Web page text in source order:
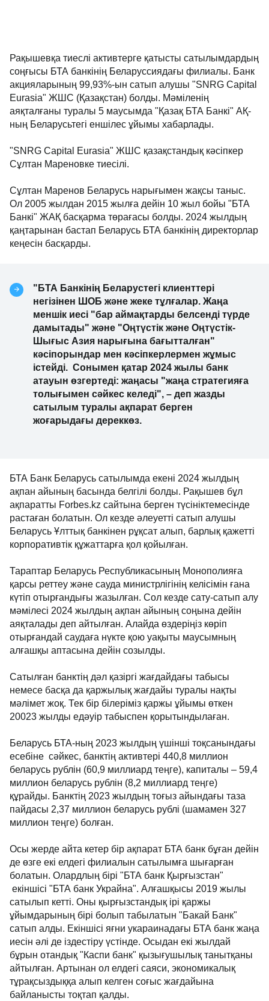
Рақышевқа тиеслі активтерге қатысты сатылымдардың
соңғысы БТА банкінің Беларуссиядағы филиалы. Банк
акцияларының 99,93%-ын сатып алушы "SNRG Capital
Eurasia" ЖШС (Қазақстан) болды. Мәміленің
аяқталғаны туралы 5 маусымда "Қазақ БТА Банкі" АҚ-
ның Беларусьтегі еншілес ұйымы хабарлады.
"SNRG Capital Eurasia" ЖШС қазақстандық кәсіпкер
Сұлтан Мареновке тиесілі.
Сұлтан Маренов Беларусь нарығымен жақсы таныс.
Ол 2005 жылдан 2015 жылға дейін 10 жыл бойы "БТА
Банкі" ЖАҚ басқарма төрағасы болды. 2024 жылдың
қаңтарынан бастап Беларусь БТА банкінің директорлар
кеңесін басқарды.
"БТА Банкінің Беларустегі клиенттері
негізінен ШОБ және жеке тұлғалар. Жаңа
меншік иесі "бар аймақтарды белсенді түрде
дамытады" және "Оңтүстік және Оңтүстік-
Шығыс Азия нарығына бағытталған"
кәсіпорындар мен кәсіпкерлермен жұмыс
істейді. Сонымен қатар 2024 жылы банк
атауын өзгертеді: жаңасы "жаңа стратегияға
толығымен сәйкес келеді", – деп жазды
сатылым туралы ақпарат берген
жоғарыдағы дереккөз.
БТА Банк Беларусь сатылымда екені 2024 жылдың
ақпан айының басында белгілі болды. Рақышев бұл
ақпаратты Forbes.kz сайтына берген түсініктемесінде
растаған болатын. Ол кезде әлеуетті сатып алушы
Беларусь Ұлттық банкінен рұқсат алып, барлық қажетті
корпоративтік құжаттарға қол қойылған.
Тараптар Беларусь Республикасының Монополияға
қарсы реттеу және сауда министрлігінің келісімін ғана
күтіп отырғандығы жазылған. Сол кезде сату-сатып алу
мәмілесі 2024 жылдың ақпан айының соңына дейін
аяқталады деп айтылған. Алайда өздеріңіз көріп
отырғандай саудаға нүкте қою уақыты маусымның
алғашқы аптасына дейін созылды.
Сатылған банктің дәл қазіргі жағдайдағы табысы
немесе басқа да қаржылық жағдайы туралы нақты
мәлімет жоқ. Тек бір білеріміз қаржы ұйымы өткен
20023 жылды едәуір табыспен қорытындылаған.
Беларусь БТА-ның 2023 жылдың үшінші тоқсанындағы
есебіне сәйкес, банктің активтері 440,8 миллион
беларусь рублін (60,9 миллиард теңге), капиталы – 59,4
миллион беларусь рублін (8,2 миллиард теңге)
құрайды. Банктің 2023 жылдың тоғыз айындағы таза
пайдасы 2,37 миллион беларусь рублі (шамамен 327
миллион теңге) болған.
Осы жерде айта кетер бір ақпарат БТА банк бұған дейін
де өзге екі елдегі филиалын сатылымға шығарған
болатын. Олардлың бірі "БТА банк Қырғызстан"
екіншісі "БТА банк Украйна". Алғашқысы 2019 жылы
сатылып кетті. Оны қырғызстандық ірі қаржы
ұйымдарының бірі болып табылатын "Бакай Банк"
сатып алды. Екіншісі яғни укараинадағы БТА банк жаңа
иесін әлі де іздестіру үстінде. Осыдан екі жылдай
бұрын отандық "Каспи банк" қызығушылық танытқаны
айтылған. Артынан ол елдегі саяси, экономикалық
тұрақсыздыққа алып келген соғыс жағдайына
байланысты тоқтап қалды.